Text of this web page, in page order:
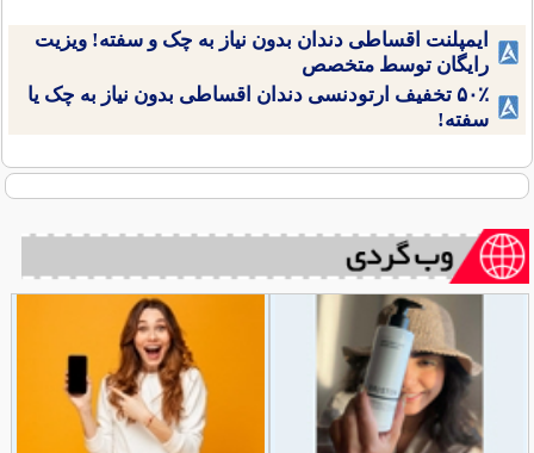
ایمپلنت اقساطی دندان بدون نیاز به چک و سفته! ویزیت
رایگان توسط متخصص
۵۰٪ تخفیف ارتودنسی دندان اقساطی بدون نیاز به چک یا
سفته!